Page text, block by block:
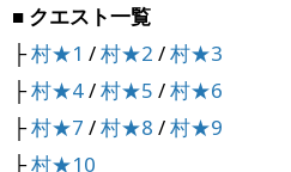
■ クエスト一覧
├村★1 /村★2 /村★3
├村★4/村★5 /村★6
├村★7 /村★8 /村★9
├村★10